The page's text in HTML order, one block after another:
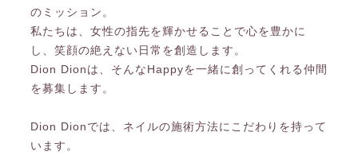
のミッション。
私たちは、女性の指先を輝かせることで心を豊かに
し、笑顔の絶えない日常を創造します。
Dion Dionは、そんなHappyを一緒に創ってくれる仲間
を募集します。
Dion Dionでは、ネイルの施術方法にこだわりを持って
います。